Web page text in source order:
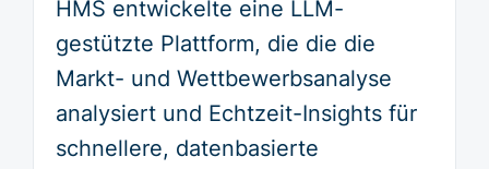
HMS entwickelte eine LLM-
gestützte Plattform, die die die
Markt- und Wettbewerbsanalyse
analysiert und Echtzeit-Insights für
schnellere, datenbasierte